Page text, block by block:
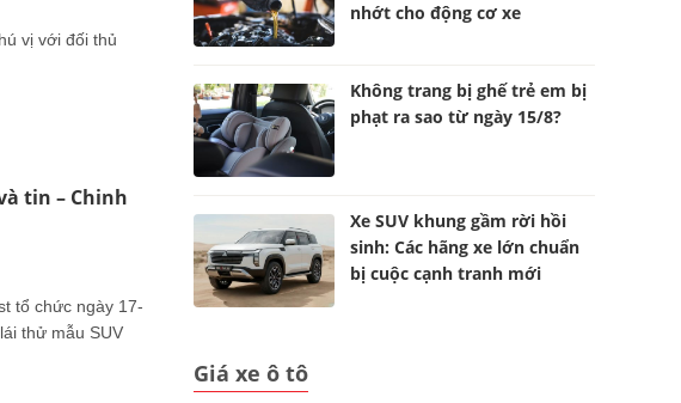
vị với đối thủ
tin – Chinh
tổ chức ngày 17-
thử mẫu SUV
nhớt cho động cơ xe
Không trang bị ghế trẻ em bị
phạt ra sao từ ngày 15/8?
Xe SUV khung gầm rời hồi
sinh: Các hãng xe lớn chuẩn
bị cuộc cạnh tranh mới
Giá xe ô tô